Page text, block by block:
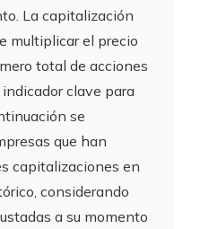
La capitalización
multiplicar el precio
total de acciones
clave para
se
que han
capitalizaciones en
considerando
a su momento